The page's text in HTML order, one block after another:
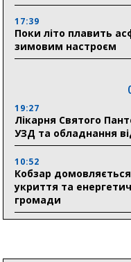
17:39
Поки літо плавить
зимовим настроєм
19:27
Лікарня Святого
УЗД та обладнання
10:52
Кобзар
укриття та
громади
Понад 8 мільйонів